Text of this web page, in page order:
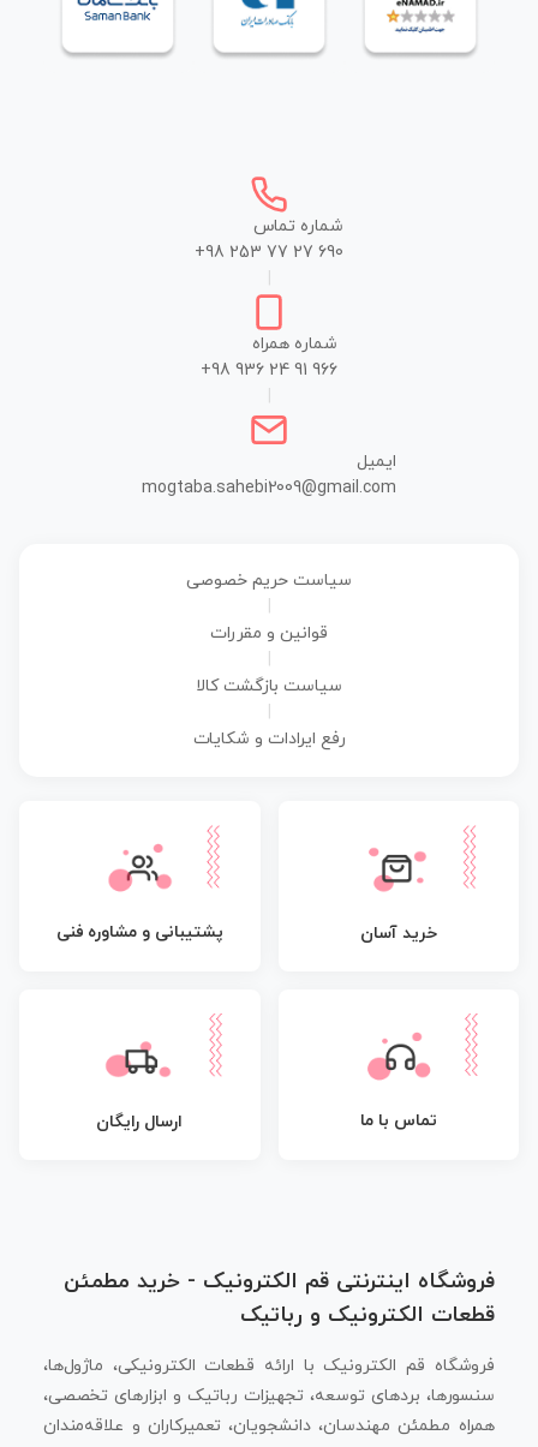
شماره تماس
+98 253 77 27 690
شماره همراه
+98 936 24 91 966
ایمیل
mogtaba.sahebi2009@gmail.com
سیاست حریم خصوصی
قوانین و مقررات
سیاست بازگشت کالا
رفع ایرادات و شکایات
خرید آسان پشتیبانی و مشاوره فنی
تماس با ما ارسال رایگان
فروشگاه اینترنتی قم الکترونیک - خرید مطمئن
قطعات الکترونیک و رباتیک
فروشگاه قم الکترونیک با ارائه قطعات الکترونیکی، ماژول‌ها،
سنسورها، بردهای توسعه، تجهیزات رباتیک و ابزارهای تخصصی،
همراه مطمئن مهندسان، دانشجویان، تعمیرکاران و علاقه‌مندان